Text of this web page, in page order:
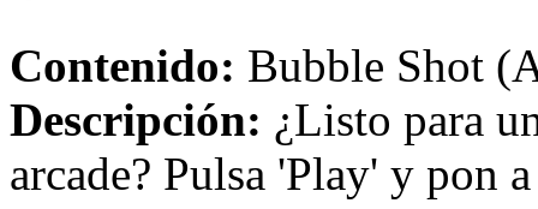
Contenido: Bubble Shot
Descripción: ¿Listo para
arcade? Pulsa 'Play' y pon